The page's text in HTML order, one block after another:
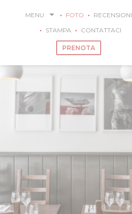
MENU FOTO
RECENSIONI
STAMPA
CONTATTACI
PRENOTA